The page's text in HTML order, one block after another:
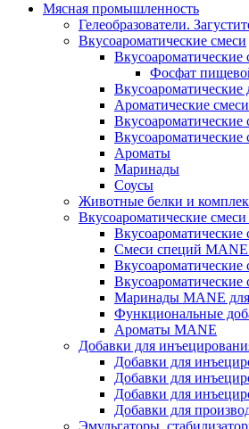
Мясная промышленность
Гелеобразователи.
Вкусоароматические смеси
Фосфат
Вкусоароматические
Ароматические
Вкусоароматические
Ароматы
Маринады
Соусы
Животные белки и
Вкусоароматические
Смеси специй MANE
Маринады MANE
Функциональные
Ароматы MANE
Добавки для
Добавки для
Добавки для
Добавки для
Добавки для